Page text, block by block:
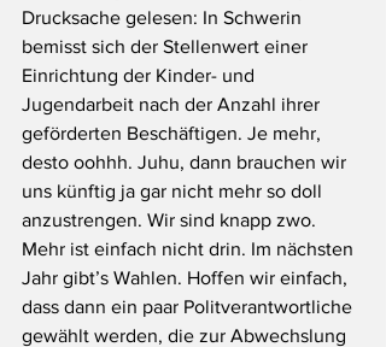
Drucksache gelesen: In Schwerin
bemisst sich der Stellenwert einer
Einrichtung der Kinder- und
Jugendarbeit nach der Anzahl ihrer
geförderten Beschäftigen. Je mehr,
desto oohhh. Juhu, dann brauchen wir
uns künftig ja gar nicht mehr so doll
anzustrengen. Wir sind knapp zwo.
Mehr ist einfach nicht drin. Im nächsten
Jahr gibt’s Wahlen. Hoffen wir einfach,
dass dann ein paar Politverantwortliche
gewählt werden, die zur Abwechslung